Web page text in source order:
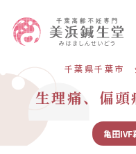
生理痛、偏頭
千葉県千葉
亀田IVF